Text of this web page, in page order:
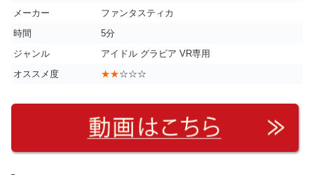
メーカー
ファンタスティカ
時間
5分
ジャンル
アイドル グラビア VR専用
オススメ度
★★☆☆☆